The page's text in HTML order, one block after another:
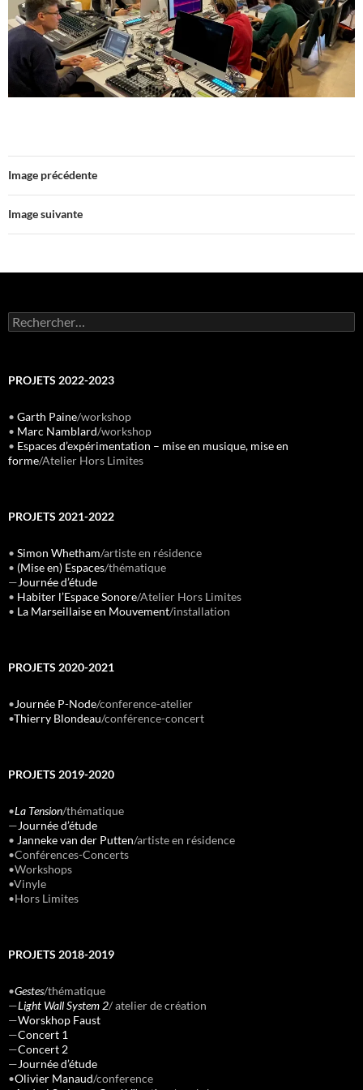
Image précédente
Image suivante
Rechercher :
PROJETS 2022-2023
• Garth Paine/workshop
• Marc Namblard/workshop
• Espaces d’expérimentation – mise en musique, mise en
forme/Atelier Hors Limites
PROJETS 2021-2022
• Simon Whetham/artiste en résidence
• (Mise en) Espaces/thématique
—Journée d’étude
• Habiter l’Espace Sonore/Atelier Hors Limites
• La Marseillaise en Mouvement/installation
PROJETS 2020-2021
•Journée P-Node/conference-atelier
•Thierry Blondeau/conférence-concert
PROJETS 2019-2020
•La Tension/thématique
—Journée d’étude
• Janneke van der Putten/artiste en résidence
•Conférences-Concerts
•Workshops
•Vinyle
•Hors Limites
PROJETS 2018-2019
•Gestes/thématique
—Light Wall System 2/ atelier de création
—Worskhop Faust
—Concert 1
—Concert 2
—Journée d’étude
•Olivier Manaud/conference